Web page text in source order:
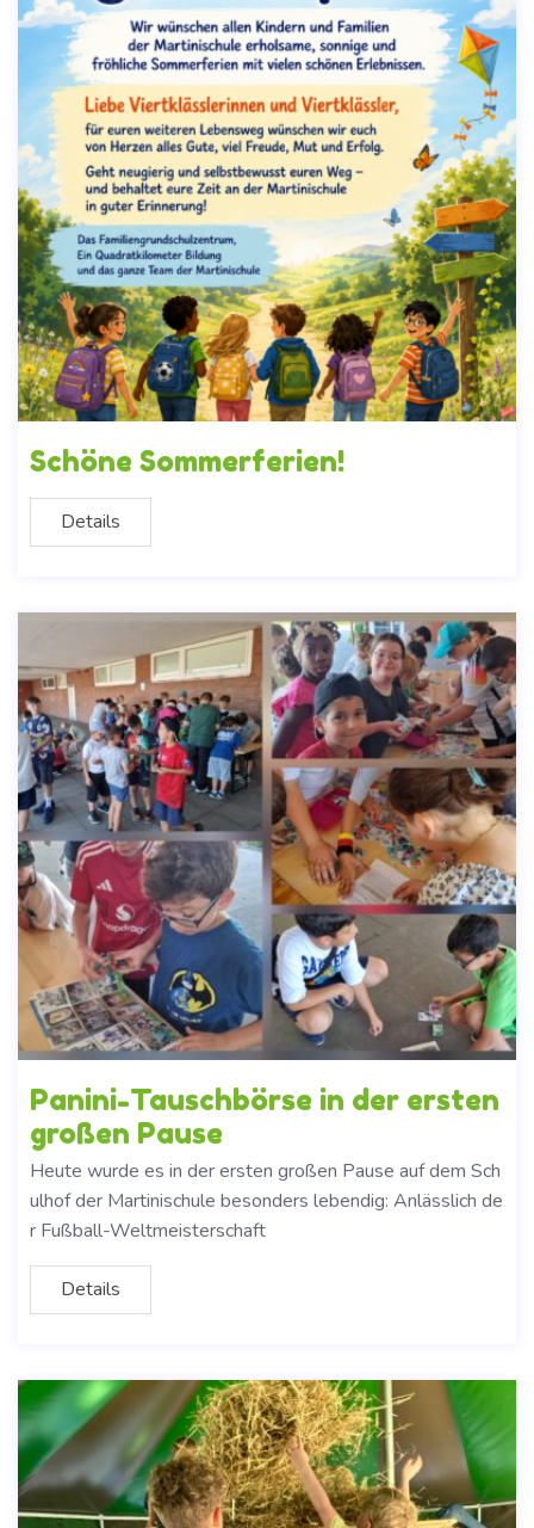
Schöne Sommerferien!
Details
Panini-Tauschbörse in der ersten
großen Pause
Heute wurde es in der ersten großen Pause auf dem Sch
ulhof der Martinischule besonders lebendig: Anlässlich de
r Fußball-Weltmeisterschaft
Details